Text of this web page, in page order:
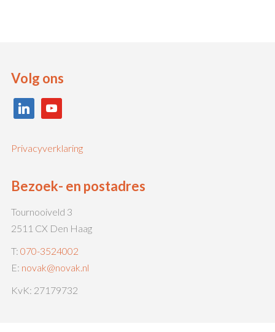
Volg ons
linkedin youtube
Privacyverklaring
Bezoek- en postadres
Tournooiveld 3
2511 CX Den Haag
T: 070-3524002
E: novak@novak.nl
KvK: 27179732